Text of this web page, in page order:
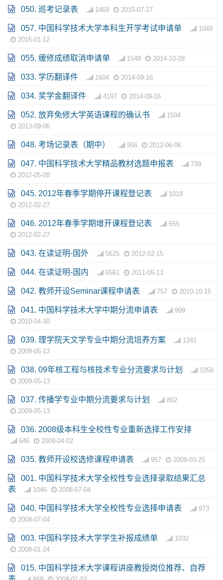
050. 巡考记录表 1469 2015-07-27
057. 中国科学技术大学本科生开学考试申请单
1049
2015-01-12
055. 缓修成绩取消申请单 1549 2014-10-28
033. 学历翻译件 1604 2014-09-16
034. 奖学金翻译件 4197 2014-09-16
052. 放弃免修大学英语课程的确认书
1504
2013-09-06
048. 考场记录表（期中） 956 2012-06-06
047. 中国科学技术大学精品教材选题申报表
739
2012-05-08
045. 2012年春季学期停开课程登记表
1018
2012-02-27
046. 2012年春季学期增开课程登记表
655
2012-02-27
043. 在读证明-国外 5625 2012-02-15
044. 在读证明-国内 6561 2011-05-13
042. 教师开设Seminar课程申请表 757 2010-10-15
041. 中国科学技术大学中期分流申请表
999
2010-04-30
039. 理学院天文学专业中期分流培养方案
1241
2009-05-13
038. 09年核工程与核技术专业分流要求与计划
1058
2009-05-13
037. 传播学专业中期分流要求与计划
862
2009-05-13
036. 2008级本科生全校性专业重新选择工作安排
646 2009-04-02
035. 教师开设校选修课程申请表 957 2009-03-25
001. 中国科学技术大学全校性专业选择录取结果汇总
表
1046 2008-07-04
040. 中国科学技术大学全校性专业选择申请表
973
2008-07-04
003. 中国科学技术大学学生补报成绩单
1032
2008-01-24
015. 中国科学技术大学课程讲座教授岗位推荐、自荐